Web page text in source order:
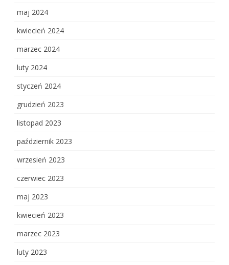
maj 2024
kwiecień 2024
marzec 2024
luty 2024
styczeń 2024
grudzień 2023
listopad 2023
październik 2023
wrzesień 2023
czerwiec 2023
maj 2023
kwiecień 2023
marzec 2023
luty 2023